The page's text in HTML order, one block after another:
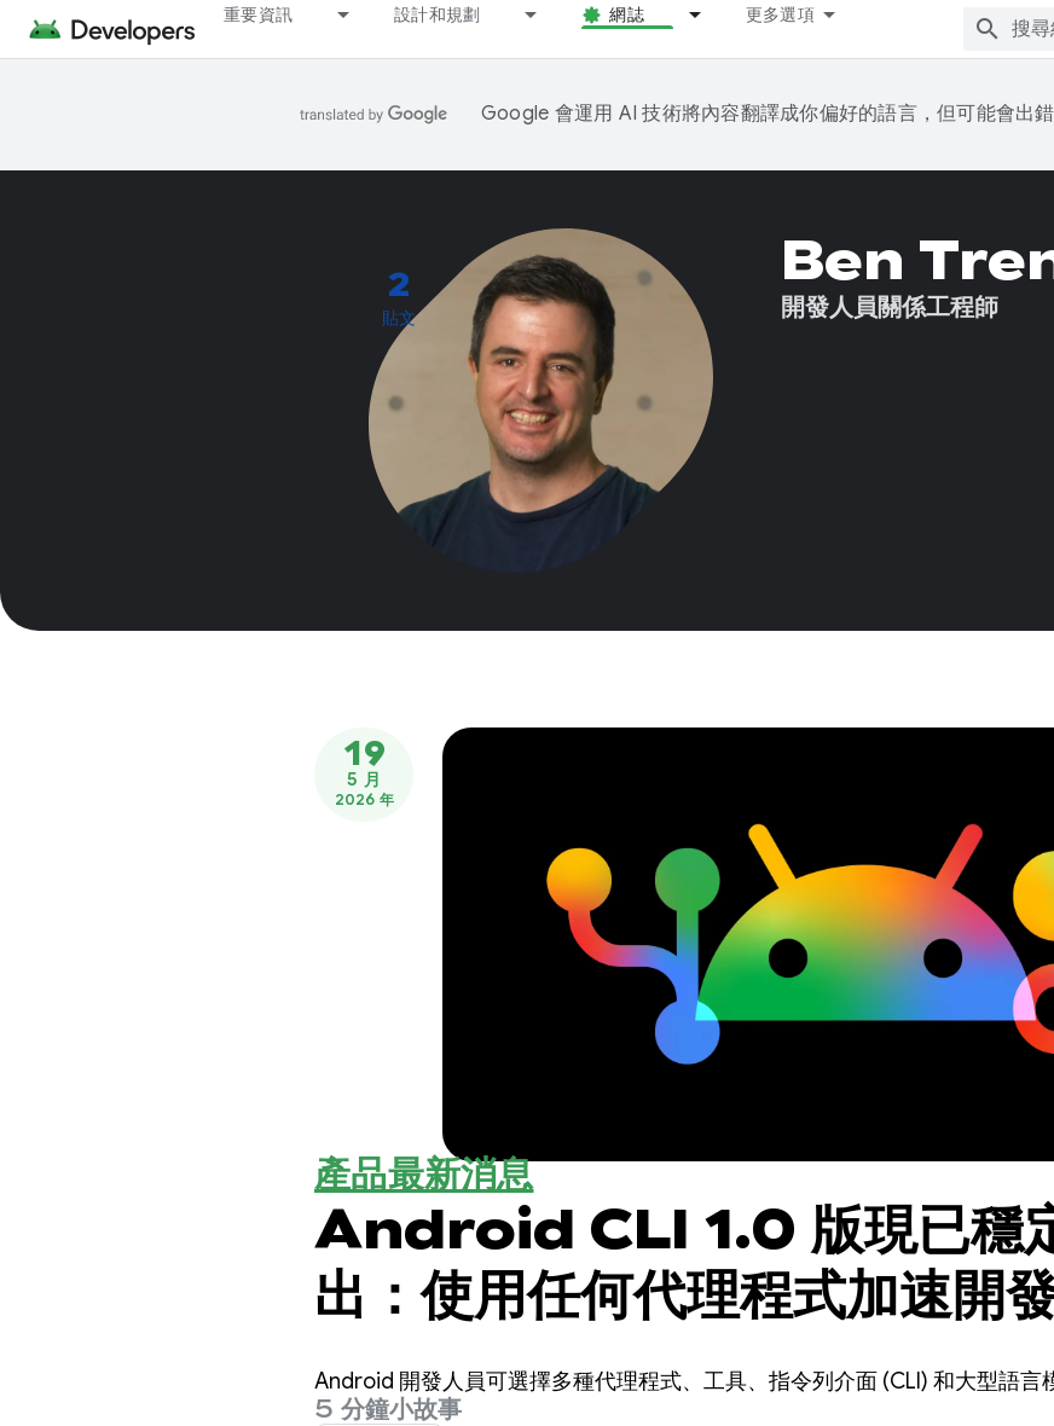
重要資訊 設計和規劃 網誌 更多選項
Google 會運用 AI 技術將內容翻譯成你偏好的語言，但可能會出錯
2
貼文
Ben
開發人員關係工程師
19
5 月
2026 年
產品最新消息
Android CLI 1.0 版現已穩
出：使用任何代理程式加速開
Android 應用程式
Android 開發人員可選擇多種代理程式、工具、指令列介面 (CLI) 和大型語言
5 分鐘小故事